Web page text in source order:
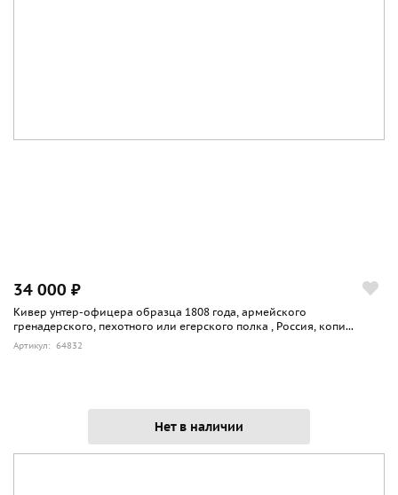
34 000 ₽
Кивер унтер-офицера образца 1808 года, армейского
гренадерского, пехотного или егерского полка , Россия, копи...
Артикул: 64832
Нет в наличии